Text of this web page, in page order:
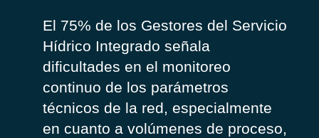
El 75% de los Gestores del Servicio
Hídrico Integrado señala
dificultades en el monitoreo
continuo de los parámetros
técnicos de la red, especialmente
en cuanto a volúmenes de proceso,